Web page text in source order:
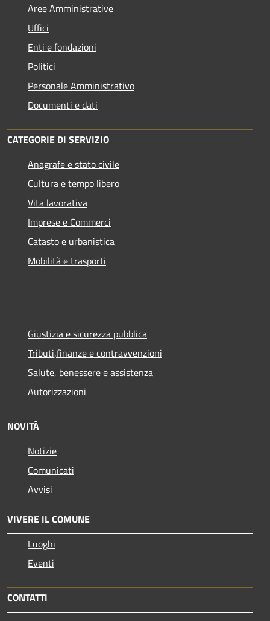
Aree Amministrative
Uffici
Enti e fondazioni
Politici
Personale Amministrativo
Documenti e dati
CATEGORIE DI SERVIZIO
Anagrafe e stato civile
Cultura e tempo libero
Vita lavorativa
Imprese e Commerci
Catasto e urbanistica
Mobilità e trasporti
Giustizia e sicurezza pubblica
Tributi,finanze e contravvenzioni
Salute, benessere e assistenza
Autorizzazioni
NOVITÀ
Notizie
Comunicati
Avvisi
VIVERE IL COMUNE
Luoghi
Eventi
CONTATTI